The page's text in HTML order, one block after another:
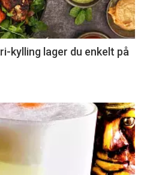
kylling lager du enkelt på